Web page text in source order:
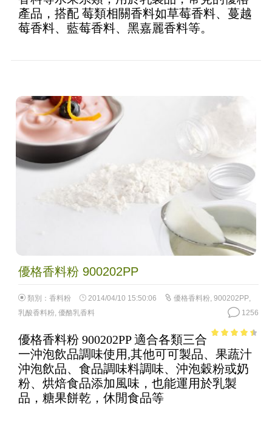
產品，搭配 莓類相關香料如草莓香料、蔓越
莓香料、藍莓香料、黑嘉麗香料等。
優格香料粉 900202PP
類別： 香料粉 2014/04/10 15:50:06 優格香料粉, 900202PP,
乳酸香料粉, 優酪乳香料 1256
of 5
優格香料粉 900202PP 適合各類三合
一沖泡飲品調味使用,其他可可製品、果蔬汁
沖泡飲品、食品調味料調味、沖泡穀粉或奶
粉、烘焙食品添加風味，也能運用於乳製
品，糖果餅乾，休閒食品等